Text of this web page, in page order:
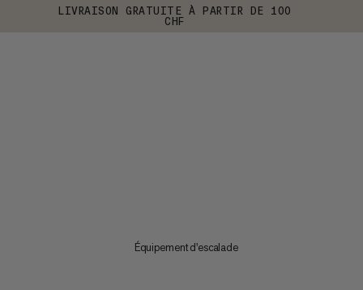
LIVRAISON GRATUITE À PARTIR DE 100
CHF
Équipement d'escalade